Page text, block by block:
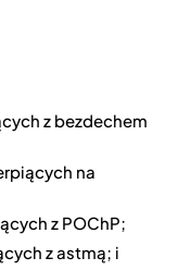
z bezdechem
na
z POChP;
z astmą; i